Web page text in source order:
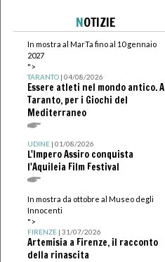
NOTIZIE
In mostra al MarTa fino al 10 gennaio
2027
">
TARANTO| 04/08/2026
Essere atleti nel mondo antico. A
Taranto, per i Giochi del
Mediterraneo
UDINE| 01/08/2026
L'Impero Assiro conquista
l'Aquileia Film Festival
In mostra da ottobre al Museo degli
Innocenti
">
FIRENZE| 31/07/2026
Artemisia a Firenze, il racconto
della rinascita